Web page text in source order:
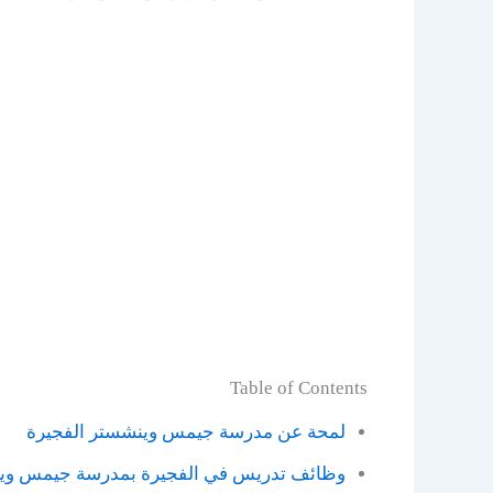
Table of Contents
لمحة عن مدرسة جيمس وينشستر الفجيرة
وظائف تدريس في الفجيرة بمدرسة جيمس